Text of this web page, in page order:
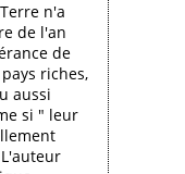
n'a
de l'an
de
riches,
aussi
si " leur